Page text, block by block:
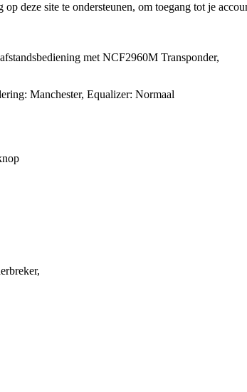
deze site te ondersteunen, om toegang tot je
met NCF2960M Transponder,
Manchester, Equalizer: Normaal